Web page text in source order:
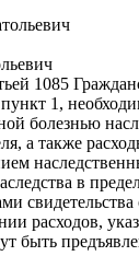
1085
1,
болезнью
а также
в
свидетельства
расходов,
быть